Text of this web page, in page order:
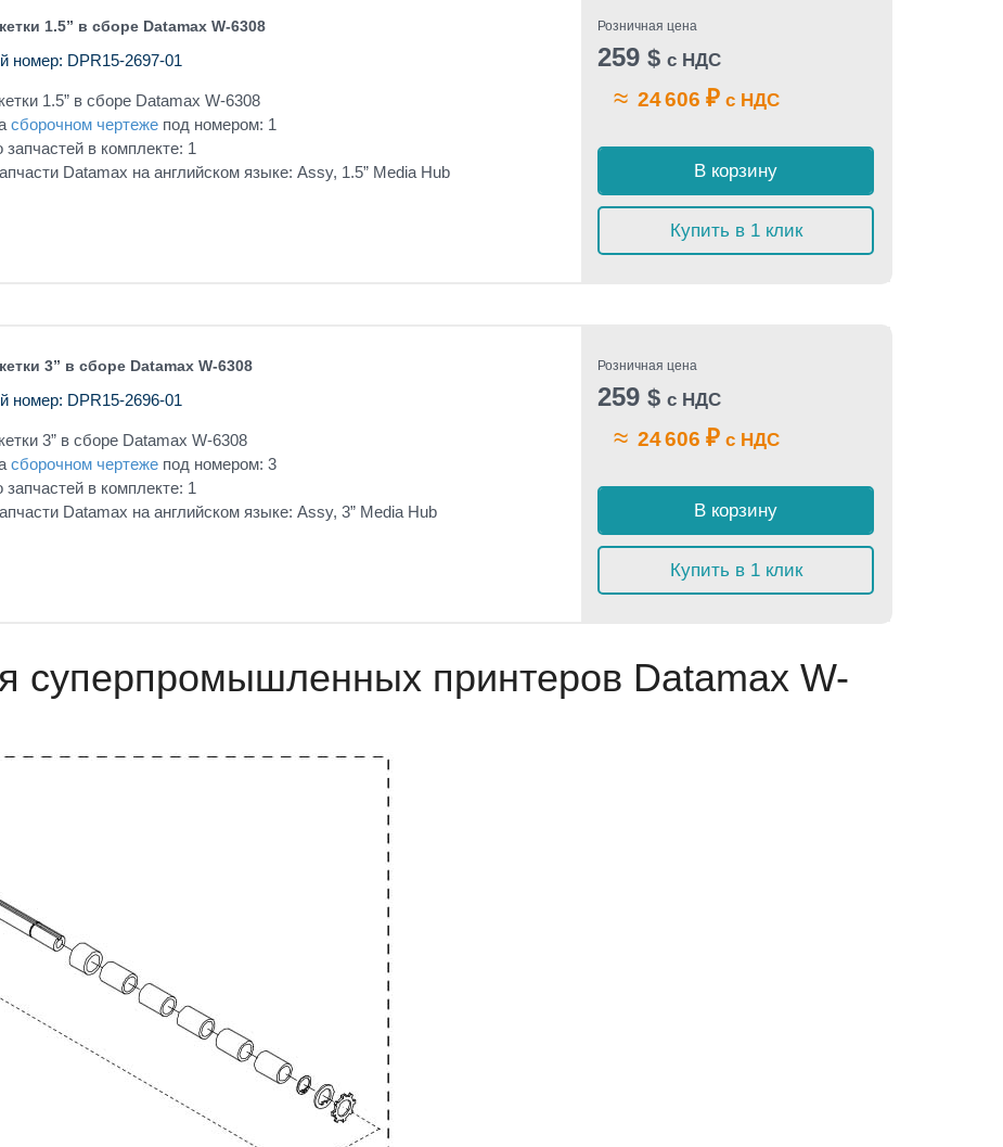
1.5” в сборе Datamax W-6308
номер: DPR15-2697-01
1.5” в сборе Datamax W-6308
сборочном чертеже под номером: 1
запчастей в комплекте: 1
Datamax на английском языке: Assy, 1.5” Media Hub
Розничная цена
259 $ с НДС
≈ 24 606 ₽ с НДС
В корзину
Купить в 1 клик
3” в сборе Datamax W-6308
номер: DPR15-2696-01
3” в сборе Datamax W-6308
сборочном чертеже под номером: 3
запчастей в комплекте: 1
Datamax на английском языке: Assy, 3” Media Hub
Розничная цена
259 $ с НДС
≈ 24 606 ₽ с НДС
В корзину
Купить в 1 клик
суперпромышленных принтеров Datamax W-